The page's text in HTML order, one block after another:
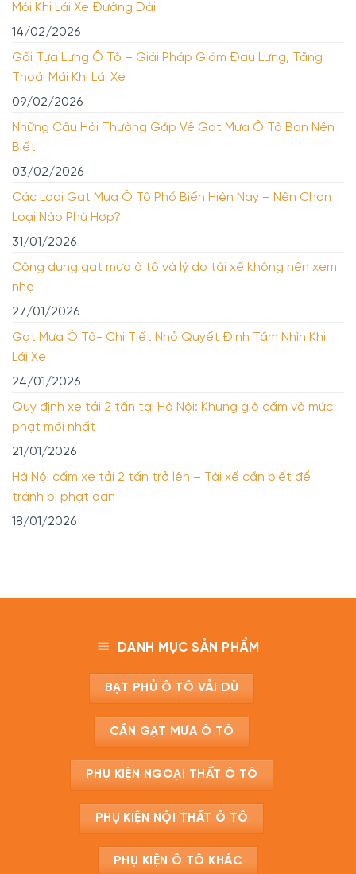
Mỏi Khi Lái Xe Đường Dài
14/02/2026
Gối Tựa Lưng Ô Tô – Giải Pháp Giảm Đau Lưng, Tăng
Thoải Mái Khi Lái Xe
09/02/2026
Những Câu Hỏi Thường Gặp Về Gạt Mưa Ô Tô Bạn Nên
Biết
03/02/2026
Các Loại Gạt Mưa Ô Tô Phổ Biến Hiện Nay – Nên Chọn
Loại Nào Phù Hợp?
31/01/2026
Công dụng gạt mưa ô tô và lý do tài xế không nên xem
nhẹ
27/01/2026
Gạt Mưa Ô Tô- Chi Tiết Nhỏ Quyết Định Tầm Nhìn Khi
Lái Xe
24/01/2026
Quy định xe tải 2 tấn tại Hà Nội: Khung giờ cấm và mức
phạt mới nhất
21/01/2026
Hà Nội cấm xe tải 2 tấn trở lên – Tài xế cần biết để
tránh bị phạt oan
18/01/2026
DANH MỤC SẢN PHẨM
BẠT PHỦ Ô TÔ VẢI DÙ
CẦN GẠT MƯA Ô TÔ
PHỤ KIỆN NGOẠI THẤT Ô TÔ
PHỤ KIỆN NỘI THẤT Ô TÔ
PHỤ KIỆN Ô TÔ KHÁC